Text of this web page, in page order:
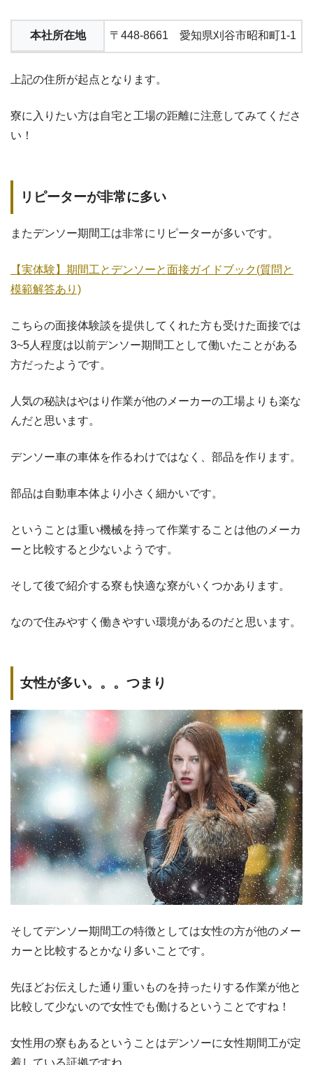
本社所在地 〒448-8661 愛知県刈谷市昭和町1-1
上記の住所が起点となります。
寮に入りたい方は自宅と工場の距離に注意してみてくださ
い！
リピーターが非常に多い
またデンソー期間工は非常にリピーターが多いです。
【実体験】期間工とデンソーと面接ガイドブック(質問と
模範解答あり)
こちらの面接体験談を提供してくれた方も受けた面接では
3~5人程度は以前デンソー期間工として働いたことがある
方だったようです。
人気の秘訣はやはり作業が他のメーカーの工場よりも楽な
んだと思います。
デンソー車の車体を作るわけではなく、部品を作ります。
部品は自動車本体より小さく細かいです。
ということは重い機械を持って作業することは他のメーカ
ーと比較すると少ないようです。
そして後で紹介する寮も快適な寮がいくつかあります。
なので住みやすく働きやすい環境があるのだと思います。
女性が多い。。。つまり
そしてデンソー期間工の特徴としては女性の方が他のメー
カーと比較するとかなり多いことです。
先ほどお伝えした通り重いものを持ったりする作業が他と
比較して少ないので女性でも働けるということですね！
女性用の寮もあるということはデンソーに女性期間工が定
着している証拠ですね。